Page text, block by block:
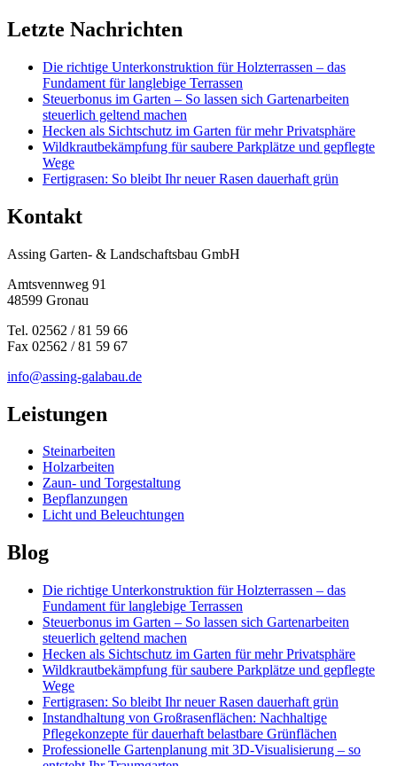
Letzte Nachrichten
Die richtige Unterkonstruktion für Holzterrassen – das
Fundament für langlebige Terrassen
Steuerbonus im Garten – So lassen sich Gartenarbeiten
steuerlich geltend machen
Hecken als Sichtschutz im Garten für mehr Privatsphäre
Wildkrautbekämpfung für saubere Parkplätze und gepflegte
Wege
Fertigrasen: So bleibt Ihr neuer Rasen dauerhaft grün
Kontakt
Assing Garten- & Landschaftsbau GmbH
Amtsvennweg 91
48599 Gronau
Tel. 02562 / 81 59 66
Fax 02562 / 81 59 67
info@assing-galabau.de
Leistungen
Steinarbeiten
Holzarbeiten
Zaun- und Torgestaltung
Bepflanzungen
Licht und Beleuchtungen
Blog
Die richtige Unterkonstruktion für Holzterrassen – das
Fundament für langlebige Terrassen
Steuerbonus im Garten – So lassen sich Gartenarbeiten
steuerlich geltend machen
Hecken als Sichtschutz im Garten für mehr Privatsphäre
Wildkrautbekämpfung für saubere Parkplätze und gepflegte
Wege
Fertigrasen: So bleibt Ihr neuer Rasen dauerhaft grün
Instandhaltung von Großrasenflächen: Nachhaltige
Pflegekonzepte für dauerhaft belastbare Grünflächen
Professionelle Gartenplanung mit 3D-Visualisierung – so